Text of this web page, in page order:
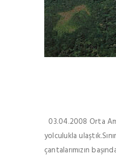
03.04.2008 Orta
yolculukla
çantalarımızın